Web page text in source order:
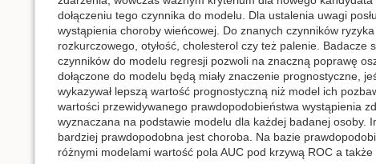
dołączeniu tego czynnika do modelu. Dla ustalenia uwagi
wystąpienia choroby wieńcowej. Do znanych czynników
rozkurczowego, otyłość, cholesterol czy też palenie.
czynników do modelu regresji pozwoli na znaczną poprawę
dołączone do modelu będą miały znaczenie prognostyczne,
wykazywał lepszą wartość prognostyczną niż model ich
wartości przewidywanego prawdopodobieństwa wystąpienia
wyznaczana na podstawie modelu dla każdej badanej osoby.
bardziej prawdopodobna jest choroba. Na bazie
różnymi modelami wartość pola AUC pod krzywą ROC a także